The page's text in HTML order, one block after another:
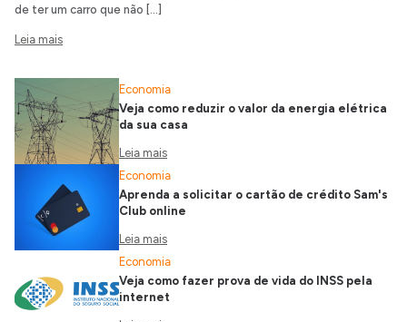
de ter um carro que não […]
Leia mais
Economia
Veja como reduzir o valor da energia elétrica
da sua casa
Leia mais
Economia
Aprenda a solicitar o cartão de crédito Sam's
Club online
Leia mais
Economia
Veja como fazer prova de vida do INSS pela
internet